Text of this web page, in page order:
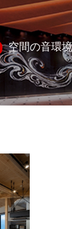
空間の音環